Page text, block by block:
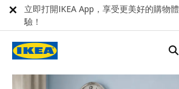
立即打開IKEA App，享受更美好的購物體
驗！